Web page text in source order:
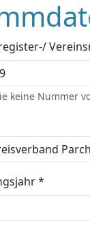
keine Nummer
*